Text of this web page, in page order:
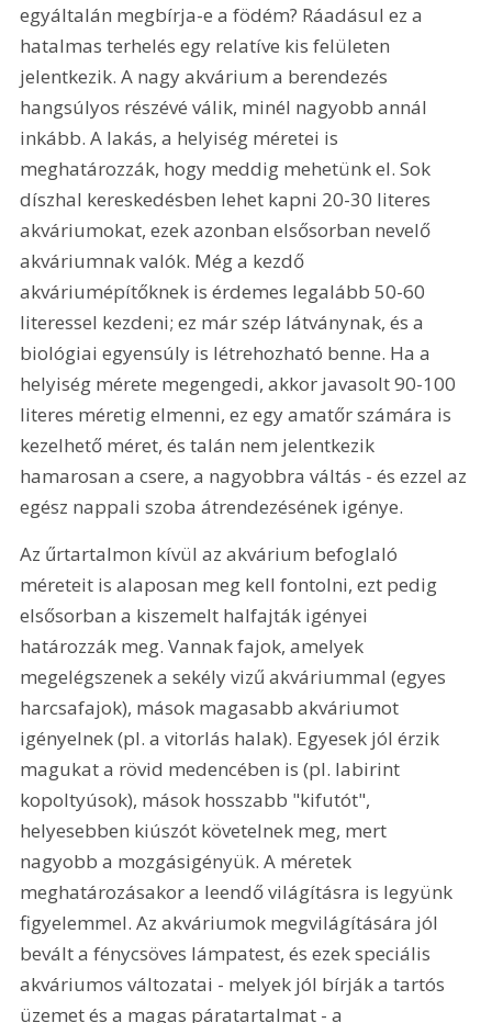
egyáltalán megbírja-e a födém? Ráadásul ez a
hatalmas terhelés egy relatíve kis felületen
jelentkezik. A nagy akvárium a berendezés
hangsúlyos részévé válik, minél nagyobb annál
inkább. A lakás, a helyiség méretei is
meghatározzák, hogy meddig mehetünk el. Sok
díszhal kereskedésben lehet kapni 20-30 literes
akváriumokat, ezek azonban elsősorban nevelő
akváriumnak valók. Még a kezdő
akváriumépítőknek is érdemes legalább 50-60
literessel kezdeni; ez már szép látványnak, és a
biológiai egyensúly is létrehozható benne. Ha a
helyiség mérete megengedi, akkor javasolt 90-100
literes méretig elmenni, ez egy amatőr számára is
kezelhető méret, és talán nem jelentkezik
hamarosan a csere, a nagyobbra váltás - és ezzel az
egész nappali szoba átrendezésének igénye.
Az űrtartalmon kívül az akvárium befoglaló
méreteit is alaposan meg kell fontolni, ezt pedig
elsősorban a kiszemelt halfajták igényei
határozzák meg. Vannak fajok, amelyek
megelégszenek a sekély vizű akváriummal (egyes
harcsafajok), mások magasabb akváriumot
igényelnek (pl. a vitorlás halak). Egyesek jól érzik
magukat a rövid medencében is (pl. labirint
kopoltyúsok), mások hosszabb "kifutót",
helyesebben kiúszót követelnek meg, mert
nagyobb a mozgásigényük. A méretek
meghatározásakor a leendő világításra is legyünk
figyelemmel. Az akváriumok megvilágítására jól
bevált a fénycsöves lámpatest, és ezek speciális
akváriumos változatai - melyek jól bírják a tartós
üzemet és a magas páratartalmat - a